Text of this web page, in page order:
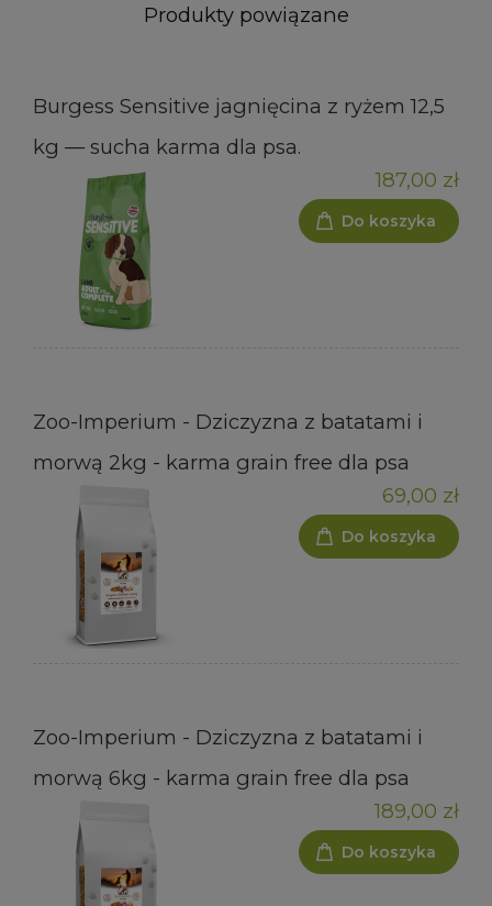
Produkty powiązane
Burgess Sensitive jagnięcina z ryżem 12,5
kg — sucha karma dla psa.
187,00 zł
Do koszyka
Zoo-Imperium - Dziczyzna z batatami i
morwą 2kg - karma grain free dla psa
69,00 zł
Do koszyka
Zoo-Imperium - Dziczyzna z batatami i
morwą 6kg - karma grain free dla psa
189,00 zł
Do koszyka